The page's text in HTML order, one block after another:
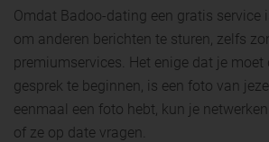
Omdat Badoo-dating een gratis service
om anderen berichten te sturen, zelfs
premiumservices. Het enige dat je moet
gesprek te beginnen, is een foto van
eenmaal een foto hebt, kun je
of ze op date vragen.